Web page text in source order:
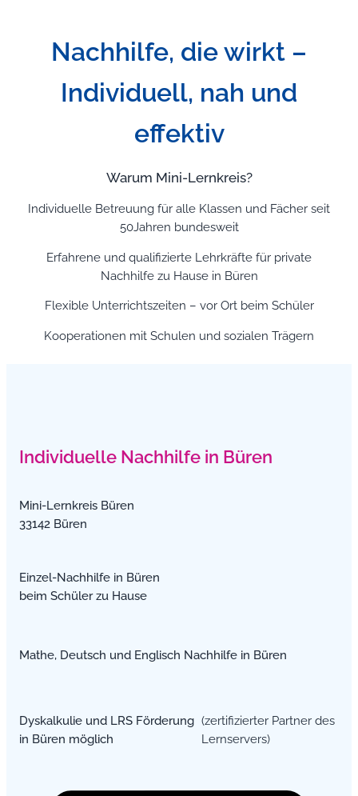
Nachhilfe, die wirkt –
Individuell, nah und
effektiv
Warum Mini-Lernkreis?
Individuelle Betreuung für alle Klassen und Fächer seit
50Jahren bundesweit
Erfahrene und qualifizierte Lehrkräfte für private
Nachhilfe zu Hause in Büren
Flexible Unterrichtszeiten – vor Ort beim Schüler
Kooperationen mit Schulen und sozialen Trägern
Individuelle Nachhilfe in Büren
Mini-Lernkreis Büren
33142 Büren
Einzel-Nachhilfe in Büren
beim Schüler zu Hause
Mathe, Deutsch und Englisch Nachhilfe in Büren
Dyskalkulie und LRS Förderung
in Büren möglich
(zertifizierter Partner des
Lernservers)